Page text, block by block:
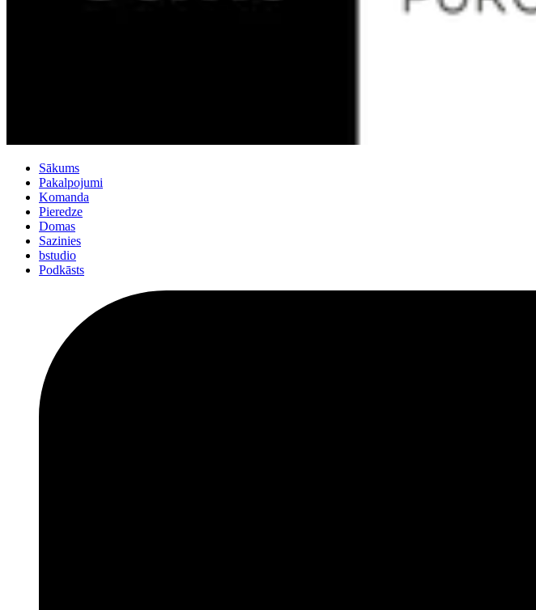
Sākums
Pakalpojumi
Komanda
Pieredze
Domas
Sazinies
bstudio
Podkāsts